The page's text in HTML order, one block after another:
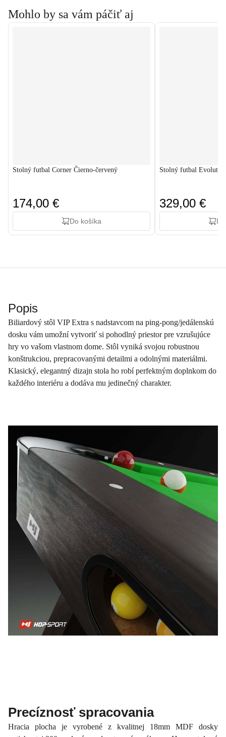
Mohlo by sa vám páčiť aj
Stolný futbal Corner Čierno-červený
174,00 €
Do košíka
Stolný futbal
329,00 €
Popis
Biliardový stôl VIP Extra s nadstavcom na ping-pong/jedálenskú
dosku vám umožní vytvoriť si pohodlný priestor pre vzrušujúce
hry vo vašom vlastnom dome. Stôl vyniká svojou robustnou
konštrukciou, prepracovanými detailmi a odolnými materiálmi.
Klasický, elegantný dizajn stola ho robí perfektným doplnkom do
každého interiéru a dodáva mu jedinečný charakter.
Precíznosť spracovania
Hracia plocha je vyrobené z kvalitnej 18mm MDF dosky